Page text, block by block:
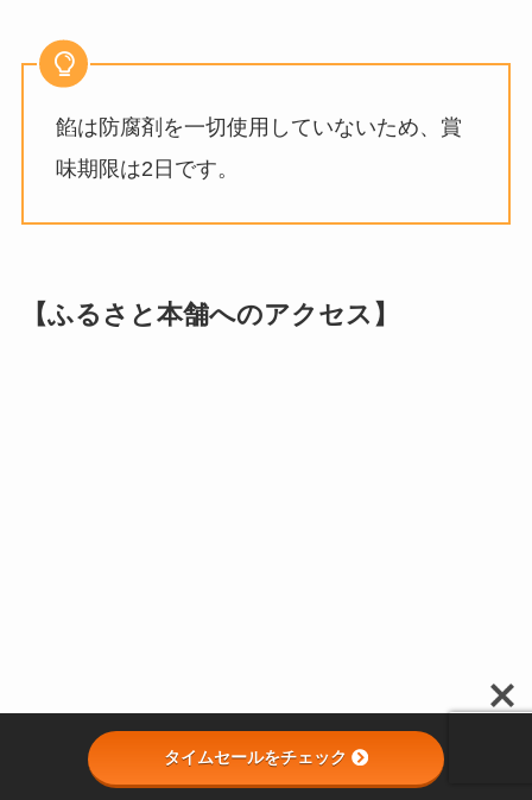
餡は防腐剤を一切使用していないため、賞
味期限は2日です。
【ふるさと本舗へのアクセス】
タイムセールをチェック